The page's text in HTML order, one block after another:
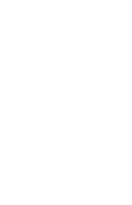
der
Online-Anwendung
Status
werden.